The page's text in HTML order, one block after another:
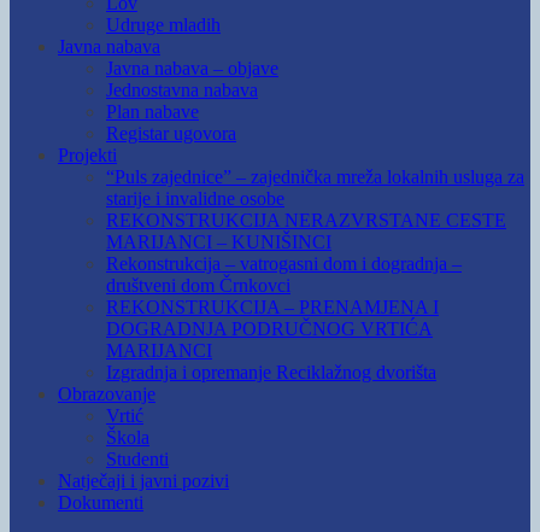
Udruge mladih
Javna nabava
Javna nabava – objave
Jednostavna nabava
Plan nabave
Registar ugovora
Projekti
“Puls zajednice” – zajednička mreža lokalnih usluga za
starije i invalidne osobe
REKONSTRUKCIJA NERAZVRSTANE CESTE
MARIJANCI – KUNIŠINCI
Rekonstrukcija – vatrogasni dom i dogradnja –
društveni dom Črnkovci
REKONSTRUKCIJA – PRENAMJENA I
DOGRADNJA PODRUČNOG VRTIĆA
MARIJANCI
Izgradnja i opremanje Reciklažnog dvorišta
Obrazovanje
Vrtić
Škola
Studenti
Natječaji i javni pozivi
Dokumenti